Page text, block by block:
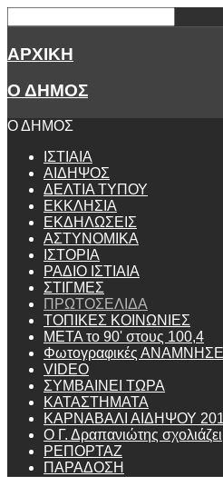
ΑΡΧΙΚΗ
Ο ΔΗΜΟΣ
Ο ΔΗΜΟΣ
ΙΣΤΙΑΙΑ
ΑΙΔΗΨΟΣ
ΔΕΛΤΙΑ ΤΥΠΟΥ
ΕΚΚΛΗΣΙΑ
ΕΚΔΗΛΩΣΕΙΣ
ΑΣΤΥΝΟΜΙΚΑ
ΙΣΤΟΡΙΑ
ΡΑΔΙΟ ΙΣΤΙΑΙΑ
ΣΤΙΓΜΕΣ
ΠΡΩΤΟΣΕΛΙΔΑ
ΤΟΠΙΚΕΣ ΚΟΙΝΩΝΙΕΣ
ΜΕΤΑ το 90' στους 100,4
Φωτογραφικές
VIDEO
ΣΥΜΒΑΙΝΕΙ ΤΩΡΑ
ΚΑΤΑΣΤΗΜΑΤΑ
ΚΑΡΝΑΒΑΛΙ ΑΙΔΗΨΟΥ
Ο Γ. Δραπανιώτης σχολιάζει
ΡΕΠΟΡΤΑΖ
ΠΑΡΑΔΟΣΗ